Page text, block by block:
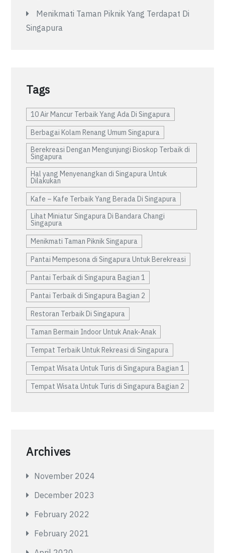
Menikmati Taman Piknik Yang Terdapat Di
Singapura
Tags
10 Air Mancur Terbaik Yang Ada Di Singapura
Berbagai Kolam Renang Umum Singapura
Berekreasi Dengan Mengunjungi Bioskop Terbaik di
Singapura
Hal yang Menyenangkan di Singapura Untuk
Dilakukan
Kafe – Kafe Terbaik Yang Berada Di Singapura
Lihat Miniatur Singapura Di Bandara Changi
Singapura
Menikmati Taman Piknik Singapura
Pantai Mempesona di Singapura Untuk Berekreasi
Pantai Terbaik di Singapura Bagian 1
Pantai Terbaik di Singapura Bagian 2
Restoran Terbaik Di Singapura
Taman Bermain Indoor Untuk Anak-Anak
Tempat Terbaik Untuk Rekreasi di Singapura
Tempat Wisata Untuk Turis di Singapura Bagian 1
Tempat Wisata Untuk Turis di Singapura Bagian 2
Archives
November 2024
December 2023
February 2022
February 2021